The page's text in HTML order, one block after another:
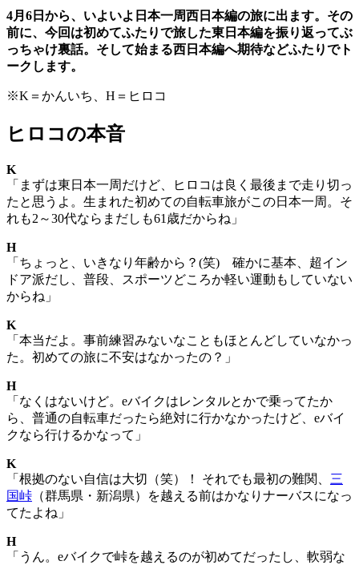
4月6日から、いよいよ日本一周西日本編の旅に出ます。その
前に、今回は初めてふたりで旅した東日本編を振り返ってぶ
っちゃけ裏話。そして始まる西日本編へ期待などふたりでト
ークします。
※K＝かんいち、H＝ヒロコ
ヒロコの本音
K
「まずは東日本一周だけど、ヒロコは良く最後まで走り切っ
たと思うよ。生まれた初めての自転車旅がこの日本一周。そ
れも2～30代ならまだしも61歳だからね」
H
「ちょっと、いきなり年齢から？(笑) 確かに基本、超イン
ドア派だし、普段、スポーツどころか軽い運動もしていない
からね」
K
「本当だよ。事前練習みないなこともほとんどしていなかっ
た。初めての旅に不安はなかったの？」
H
「なくはないけど。eバイクはレンタルとかで乗ってたか
ら、普通の自転車だったら絶対に行かなかったけど、eバイ
クなら行けるかなって」
K
「根拠のない自信は大切（笑）！ それでも最初の難関、 三
国峠 （群馬県・新潟県）を越える前はかなりナーバスになっ
てたよね」
H
「うん。eバイクで峠を越えるのが初めてだったし、軟弱な